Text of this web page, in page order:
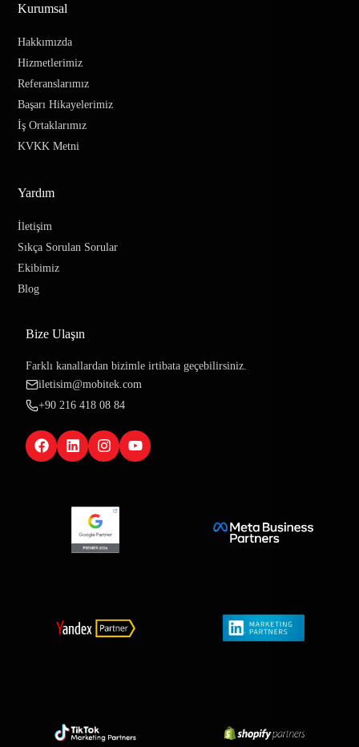
Kurumsal
Hakkımızda
Hizmetlerimiz
Referanslarımız
Başarı Hikayelerimiz
İş Ortaklarımız
KVKK Metni
Yardım
İletişim
Sıkça Sorulan Sorular
Ekibimiz
Blog
Bize Ulaşın
Farklı kanallardan bizimle irtibata geçebilirsiniz.
iletisim@mobitek.com
+90 216 418 08 84